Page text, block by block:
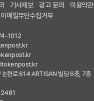
기사제보 광고 문의 이용약관
이메일무단수집거부
1012
논현로 614 ARTISAN 빌딩 6층, 7층